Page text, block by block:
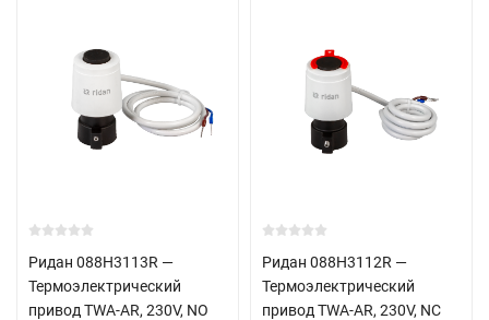
Ридан 088H3113R —
Термоэлектрический
привод TWA-AR, 230V, NO
Ридан 088H3112R —
Термоэлектрический
привод TWA-AR, 230V, NC